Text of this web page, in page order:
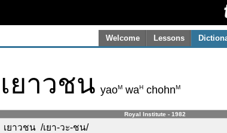
Welcome Lessons
เยาวชน yaoM waH chohnM
Royal Institute - 1982
เยาวชน /เยา-วะ-ชน/